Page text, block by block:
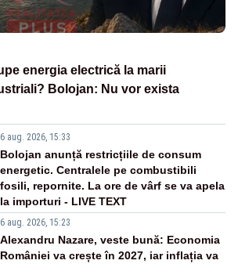
energia electrică la marii
Bolojan: Nu vor exista
6 aug. 2026, 15:33
Bolojan anunță restricțiile de consum
energetic. Centralele pe combustibili
fosili, repornite. La ore de vârf se va apela
la importuri - LIVE TEXT
6 aug. 2026, 15:23
Alexandru Nazare, veste bună: Economia
României va crește în 2027, iar inflația va